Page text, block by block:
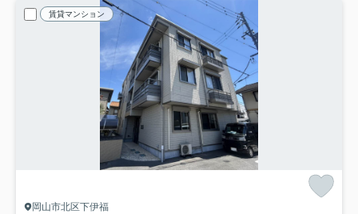
賃貸マンション
岡山市北区下伊福